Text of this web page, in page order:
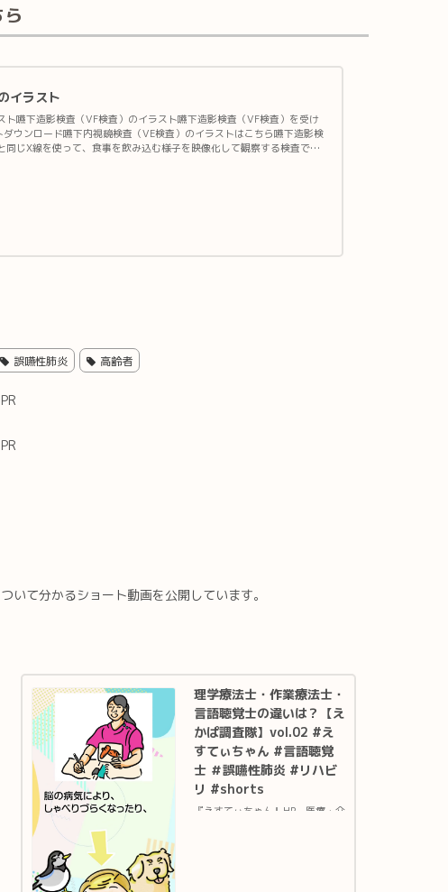
イラスト
ト嚥下造影検査（VF検査）のイラスト嚥下造影検査（VF検査）を受け
ウンロード嚥下内視鏡検査（VE検査）のイラストはこちら嚥下造影検
同じX線を使って、食事を飲み込む様子を映像化して観察する検査で、
誤嚥性肺炎 高齢者
PR
PR
いて分かるショート動画を公開しています。
理学療法士・作業療法士・
言語聴覚士の違いは？【え
かぱ調査隊】vol.02 #え
すてぃちゃん #言語聴覚
士 ＃誤嚥性肺炎 #リハビ
リ #shorts
『えすてぃちゃん』HP 医療・介